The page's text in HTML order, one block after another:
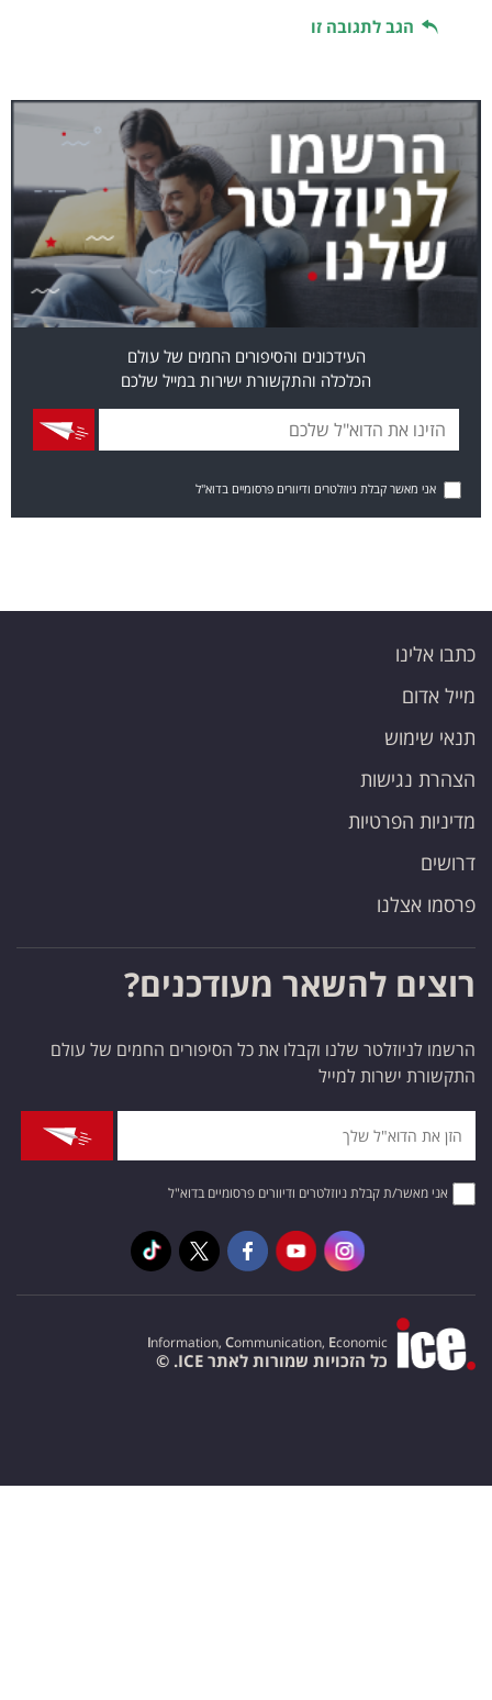
הגב לתגובה זו
העידכונים והסיפורים החמים של עולם
הכלכלה והתקשורת ישירות במייל שלכם
אני מאשר קבלת ניוזלטרים ודיוורים פרסומיים בדוא"ל
כתבו אלינו
מייל אדום
תנאי שימוש
הצהרת נגישות
מדיניות הפרטיות
דרושים
פרסמו אצלנו
רוצים להשאר מעודכנים?
הרשמו לניוזלטר שלנו וקבלו את כל הסיפורים החמים של עולם
התקשורת ישרות למייל
אני מאשר/ת קבלת ניוזלטרים ודיוורים פרסומיים בדוא"ל
Information, Communication, Economic
כל הזכויות שמורות לאתר ICE. ©